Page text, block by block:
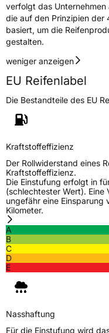
verfolgt das
die auf den Prinzipien der
basiert, um die
gestalten.
weniger anzeigen
EU Reifenlabel
Die Bestandteile des EU
Kraftstoffeffizienz
Der Rollwiderstand eines
Kraftstoffeffizienz.
Die Einstufung erfolgt in
(schlechtester Wert). Eine
ungefähr eine Einsparung
Kilometer.
A
B
C
D
E
Nasshaftung
Für die Einstufung wird